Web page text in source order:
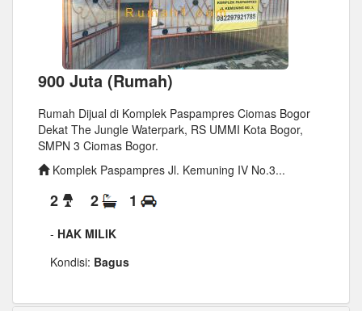
900 Juta (Rumah)
Rumah Dijual di Komplek Paspampres Ciomas Bogor
Dekat The Jungle Waterpark, RS UMMI Kota Bogor,
SMPN 3 Ciomas Bogor.
Komplek Paspampres Jl. Kemuning IV No.3...
2 2 1
- HAK MILIK
Kondisi: Bagus